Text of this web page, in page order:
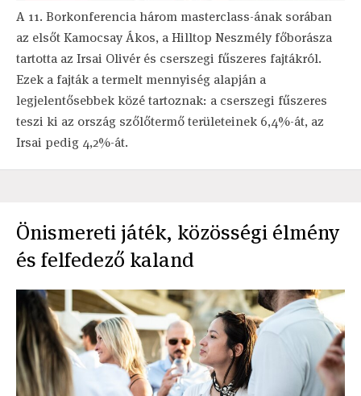
A 11. Borkonferencia három masterclass-ának sorában
az elsőt Kamocsay Ákos, a Hilltop Neszmély főborásza
tartotta az Irsai Olivér és cserszegi fűszeres fajtákról.
Ezek a fajták a termelt mennyiség alapján a
legjelentősebbek közé tartoznak: a cserszegi fűszeres
teszi ki az ország szőlőtermő területeinek 6,4%-át, az
Irsai pedig 4,2%-át.
Önismereti játék, közösségi élmény
és felfedező kaland